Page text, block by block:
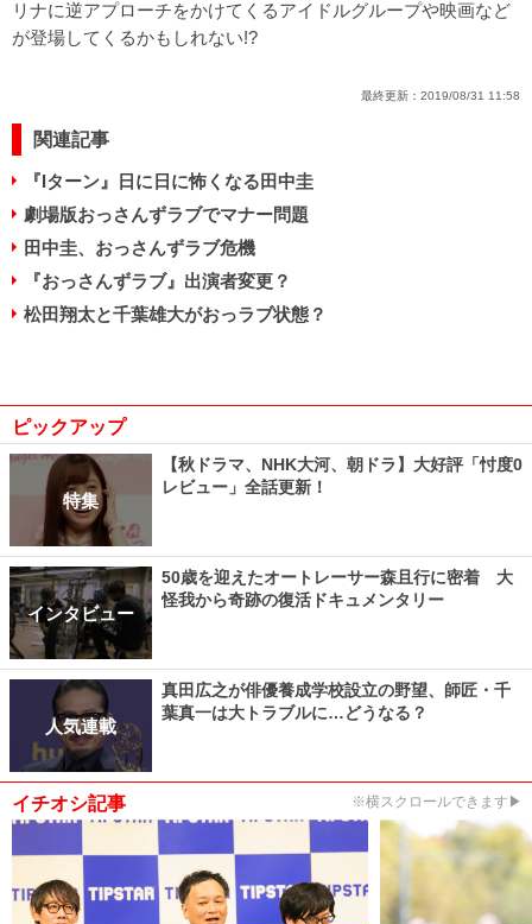
リナに逆アプローチをかけてくるアイドルグループや映画など
が登場してくるかもしれない!?
最終更新： 2019/08/31 11:58
関連記事
『Iターン』日に日に怖くなる田中圭
劇場版おっさんずラブでマナー問題
田中圭、おっさんずラブ危機
『おっさんずラブ』出演者変更？
松田翔太と千葉雄大がおっラブ状態？
ピックアップ
特集
【秋ドラマ、NHK大河、朝ドラ】大好評「忖度0
レビュー」全話更新！
インタビュー
50歳を迎えたオートレーサー森且行に密着 大
怪我から奇跡の復活ドキュメンタリー
人気連載
真田広之が俳優養成学校設立の野望、師匠・千
葉真一は大トラブルに…どうなる？
イチオシ記事 ※横スクロールできます▶